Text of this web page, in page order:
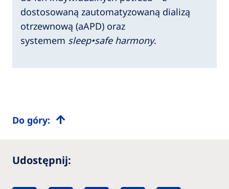
dostosowaną zautomatyzowaną dializą
otrzewnową (aAPD) oraz
systemem sleep•safe harmony.
Do góry:
Udostępnij: